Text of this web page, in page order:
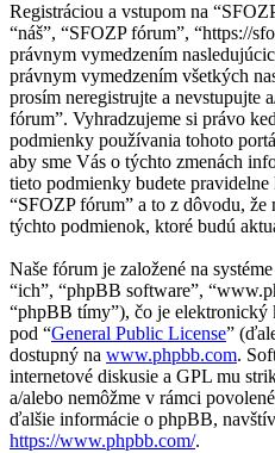
Registráciou a vstupom na
“náš”, “SFOZP fórum”, “https://
právnym vymedzením
právnym vymedzením všetkých
prosím neregistrujte a nevstupujte
fórum”. Vyhradzujeme si právo
podmienky používania tohoto
aby sme Vás o týchto zmenách
tieto podmienky budete
“SFOZP fórum” a to z dôvodu, že
týchto podmienok, ktoré budú
Naše fórum je založené na
“ich”, “phpBB software”,
“phpBB tímy”), čo je elektronický
pod “General Public License”
dostupný na www.phpbb.com.
internetové diskusie a GPL mu
a/alebo nemôžme v rámci
ďalšie informácie o phpBB,
https://www.phpbb.com/.